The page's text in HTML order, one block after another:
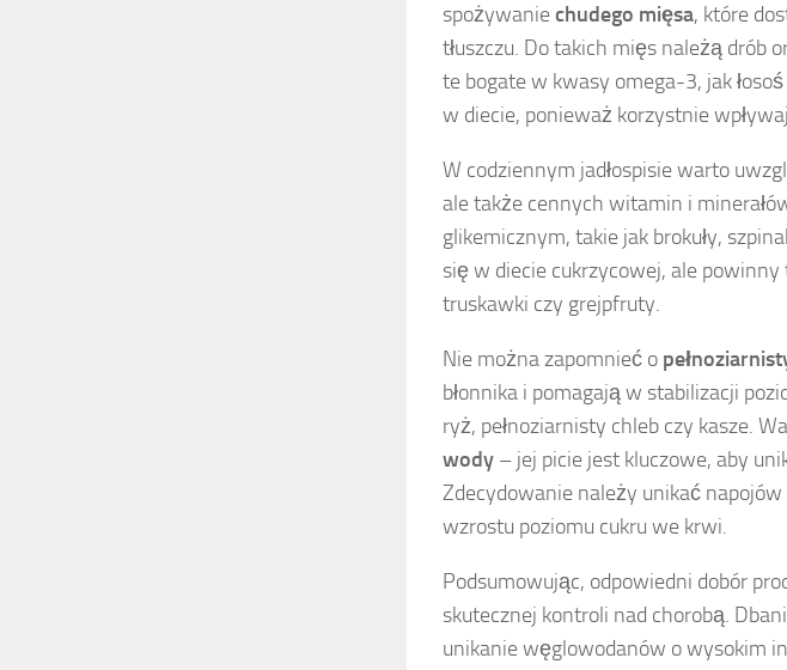
spożywaniechudego mięsa, które
tłuszczu. Do takich mięs należą drób
te bogate w kwasy omega-3, jak
w diecie, ponieważ korzystnie
W codziennym jadłospisie warto
ale także cennych witamin i
glikemicznym, takie jak brokuły,
się w diecie cukrzycowej, ale
truskawki czy grejpfruty.
Nie można zapomnieć o
błonnika i pomagają w stabilizacji
ryż, pełnoziarnisty chleb czy kasze.
wody – jej picie jest kluczowe, aby
Zdecydowanie należy unikać napojów
wzrostu poziomu cukru we krwi.
Podsumowując, odpowiedni dobór
skutecznej kontroli nad chorobą.
unikanie węglowodanów o wysokim